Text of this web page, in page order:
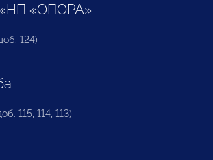
«ОПОРА»
124)
115, 114, 113)